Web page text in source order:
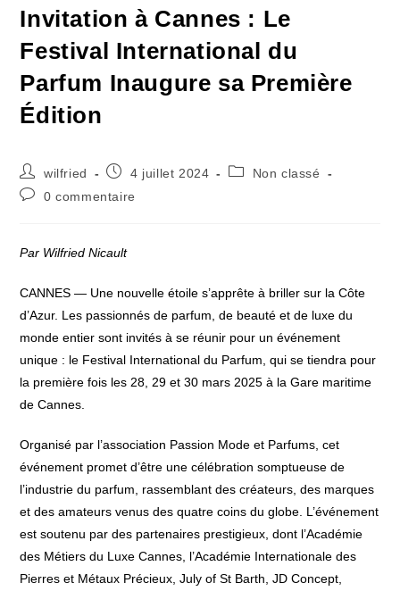
Invitation à Cannes : Le
Festival International du
Parfum Inaugure sa Première
Édition
Auteur/autrice
de
la
wilfried
Publication
4 juillet 2024
PostNon classé
Commentaires
0 commentaire
Par Wilfried Nicault
CANNES — Une nouvelle étoile s’apprête à briller sur la Côte
d’Azur. Les passionnés de parfum, de beauté et de luxe du
monde entier sont invités à se réunir pour un événement
unique : le Festival International du Parfum, qui se tiendra pour
la première fois les 28, 29 et 30 mars 2025 à la Gare maritime
de Cannes.
Organisé par l’association Passion Mode et Parfums, cet
événement promet d’être une célébration somptueuse de
l’industrie du parfum, rassemblant des créateurs, des marques
et des amateurs venus des quatre coins du globe. L’événement
est soutenu par des partenaires prestigieux, dont l’Académie
des Métiers du Luxe Cannes, l’Académie Internationale des
Pierres et Métaux Précieux, July of St Barth, JD Concept,